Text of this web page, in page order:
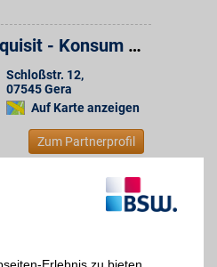
Labellounge Xquisit - Konsum Weimar Gruppe
Schloßstr. 12,
07545Gera
Auf Karte anzeigen
Zum Partnerprofil
1832